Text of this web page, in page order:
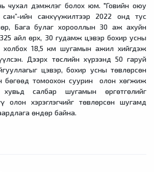
чухал дэмжлэг болох юм. "Говийн оюу
ийн санхүүжилтээр 2022 онд тус
Бага булаг хорооллын 30 аж ахуйн
айл өрх, 30 гудамж цэвэр бохир усны
холбох 18,5 км шугамын ажил хийгдэж
Дээрх төслийн хүрээнд 50 гаруй
цэвэр, бохир усны төвлөрсөн
бөгөөд томоохон суурин олон хөгжиж
салбар шугамын өргөтгөлийг
олон хэрэглэгчийг төвлөрсөн шугамд
өндөр байна.